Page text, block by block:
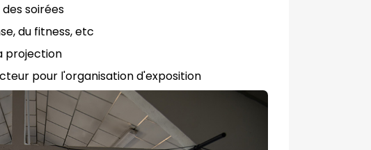
soirées
du fitness, etc
projection
pour l'organisation d'exposition